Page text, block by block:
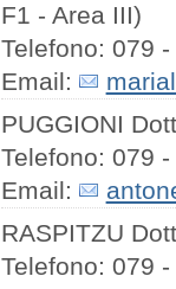
F1 - Area III)
Telefono: 079
Email:
PUGGIONI
Telefono: 079
Email:
RASPITZU
Telefono: 079